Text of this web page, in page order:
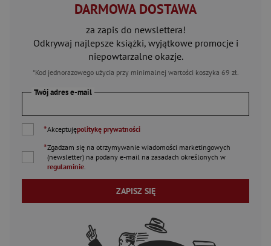
DARMOWA DOSTAWA
za zapis do newslettera!
Odkrywaj najlepsze książki, wyjątkowe promocje i
niepowtarzalne okazje.
*Kod jednorazowego użycia przy minimalnej wartości koszyka 69 zł.
Twój adres e-mail
*Akceptujępolitykę prywatności
*Zgadzam się na otrzymywanie wiadomości marketingowych
(newsletter) na podany e-mail na zasadach określonych w
regulaminie.
ZAPISZ SIĘ